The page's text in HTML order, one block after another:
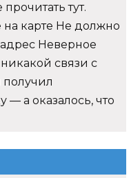
тут.
карте Не должно
Неверное
связи с
получил
а оказалось, что